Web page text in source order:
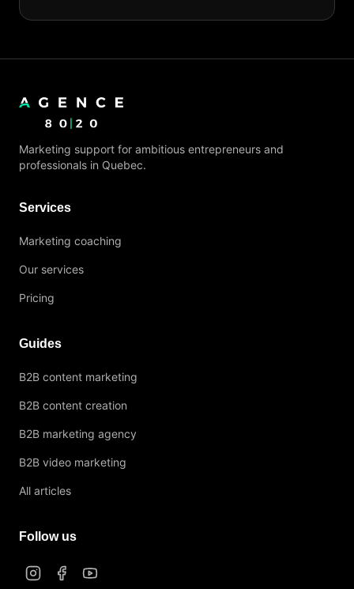
Marketing support for ambitious entrepreneurs and
professionals in Quebec.
Services
Marketing coaching
Our services
Pricing
Guides
B2B content marketing
B2B content creation
B2B marketing agency
B2B video marketing
All articles
Follow us